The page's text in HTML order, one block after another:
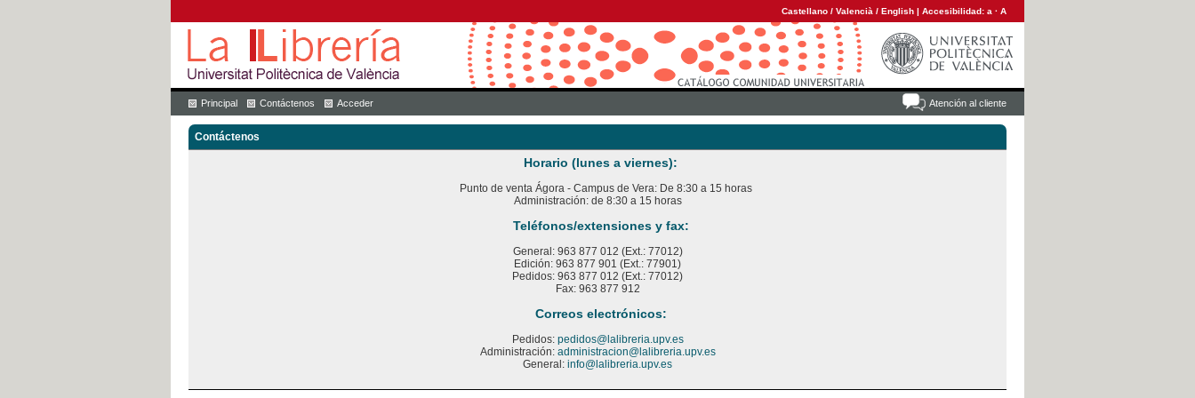
Castellano / Valencià / English | Accesibilidad: a · A
Atención al cliente
Principal Contáctenos Acceder
Contáctenos
Horario (lunes a viernes):
Punto de venta Ágora - Campus de Vera: De 8:30 a 15 horas
Administración: de 8:30 a 15 horas
Teléfonos/extensiones y fax:
General: 963 877 012 (Ext.: 77012)
Edición: 963 877 901 (Ext.: 77901)
Pedidos: 963 877 012 (Ext.: 77012)
Fax: 963 877 912
Correos electrónicos:
Pedidos: pedidos@lalibreria.upv.es
Administración: administracion@lalibreria.upv.es
General: info@lalibreria.upv.es